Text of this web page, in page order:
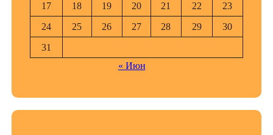
17
18 19 20 21 22
23
24
25 26 27 28 29
30
31
« Июн